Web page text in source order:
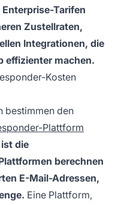
Tarifen
Zustellraten,
Integrationen, die
effizienter machen.
Kosten
bestimmen den
Plattform
die
berechnen
E-Mail-Adressen,
Eine Plattform,